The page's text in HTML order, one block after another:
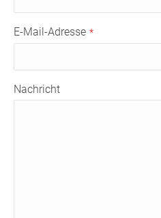
E-Mail-Adresse *
Nachricht